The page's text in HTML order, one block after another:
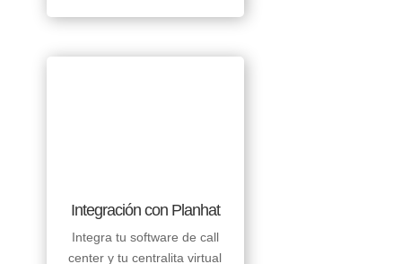
Integración con Planhat
Integra tu software de call
center y tu centralita virtual